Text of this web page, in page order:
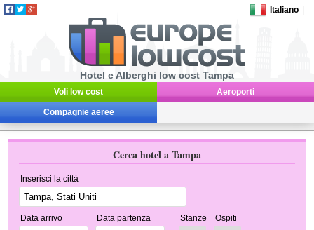
Italiano
Hotel e Alberghi low cost Tampa
Voli low cost Aeroporti
Compagnie aeree
Cerca hotel a Tampa
Inserisci la città
Data arrivo Data partenza Stanze Ospiti